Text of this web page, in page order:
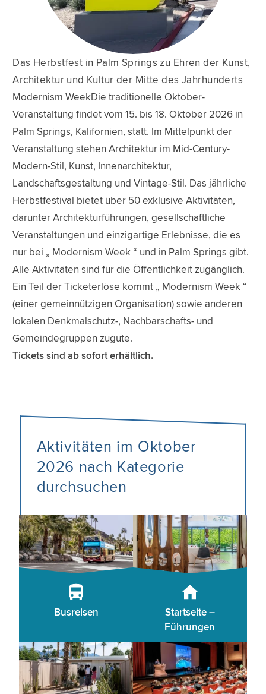
Das Herbstfest in Palm Springs zu Ehren der Kunst,
Architektur und Kultur der Mitte des Jahrhunderts
Modernism WeekDie traditionelle Oktober-
Veranstaltung findet vom 15. bis 18. Oktober 2026 in
Palm Springs, Kalifornien, statt. Im Mittelpunkt der
Veranstaltung stehen Architektur im Mid-Century-
Modern-Stil, Kunst, Innenarchitektur,
Landschaftsgestaltung und Vintage-Stil. Das jährliche
Herbstfestival bietet über 50 exklusive Aktivitäten,
darunter Architekturführungen, gesellschaftliche
Veranstaltungen und einzigartige Erlebnisse, die es
nur bei „ Modernism Week “ und in Palm Springs gibt.
Alle Aktivitäten sind für die Öffentlichkeit zugänglich.
Ein Teil der Ticketerlöse kommt „ Modernism Week “
(einer gemeinnützigen Organisation) sowie anderen
lokalen Denkmalschutz-, Nachbarschafts- und
Gemeindegruppen zugute.
Tickets sind ab sofort erhältlich.
Aktivitäten im Oktober
2026 nach Kategorie
durchsuchen
Busreisen
Startseite –
Führungen